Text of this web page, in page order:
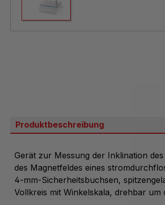
Produktbeschreibung
Gerät zur Messung der Inklination
des Magnetfeldes eines
4-mm-Sicherheitsbuchsen,
Vollkreis mit Winkelskala, drehbar um